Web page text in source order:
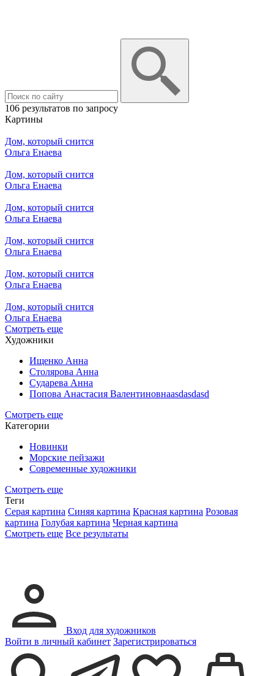
106 результатов по запросу
Картины
Дом, который снится
Ольга Енаева
Дом, который снится
Ольга Енаева
Дом, который снится
Ольга Енаева
Дом, который снится
Ольга Енаева
Дом, который снится
Ольга Енаева
Дом, который снится
Ольга Енаева
Смотреть еще
Художники
Ищенко Анна
Столярова Анна
Сударева Анна
Попова Анастасия Валентиновнаasdasdasd
Смотреть еще
Категории
Новинки
Морские пейзажи
Современные художники
Смотреть еще
Теги
Серая картина Синяя картина Красная картина Розовая
картина Голубая картина Черная картина
Смотреть еще Все результаты
Вход для художников
Войти в личный кабинет Зарегистрироваться